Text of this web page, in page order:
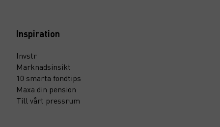
Inspiration
Invstr
Marknadsinsikt
10 smarta fondtips
Maxa din pension
Till vårt pressrum